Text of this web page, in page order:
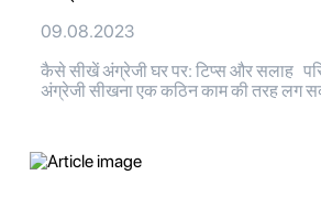
09.08.2023
कैसे सीखें अंग्रेजी घर पर: टिप्स और सलाह
अंग्रेजी सीखना एक कठिन काम की तरह लग